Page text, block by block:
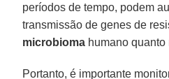
períodos de tempo, podem
transmissão de genes de
microbioma humano
Portanto, é importante